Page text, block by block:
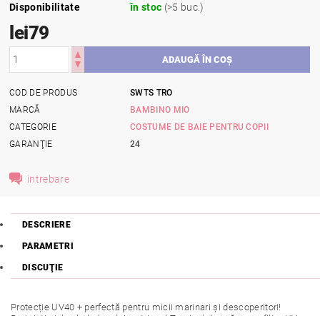
Disponibilitate în stoc (>5 buc.)
lei79
COD DE PRODUS
SWTS TRO
MARCĂ
BAMBINO MIO
CATEGORIE
COSTUME DE BAIE PENTRU COPII
GARANŢIE
24
intrebare
DESCRIERE
PARAMETRI
DISCUŢIE
Protecție UV40 + perfectă pentru micii marinari și descoperitori!